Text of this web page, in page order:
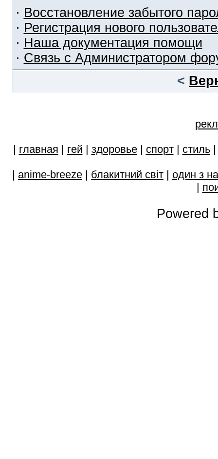
· Восстановление забытого
· Регистрация нового
· Наша документация помощи
· Связь с Администратором
<
| главная | гей | здоровье| спорт| стиль
| anime-breeze | блакитний свiт | один з
|
Powered